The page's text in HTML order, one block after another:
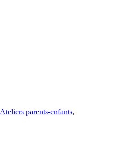
Ateliers parents-enfants,